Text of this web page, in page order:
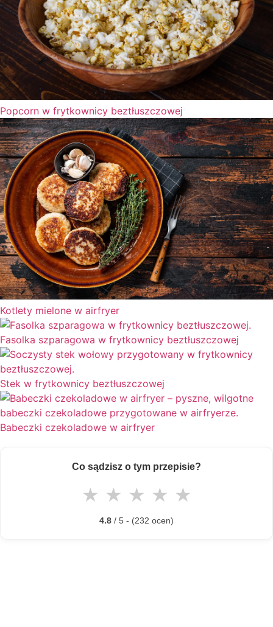
Popcorn w frytkownicy beztłuszczowej
Kotlety mielone w airfryer
Fasolka szparagowa w frytkownicy beztłuszczowej
Stek w frytkownicy beztłuszczowej
Babeczki czekoladowe w airfryer
Co sądzisz o tym przepisie?
★ ★ ★ ★ ★
4.8 / 5 - (232 ocen)